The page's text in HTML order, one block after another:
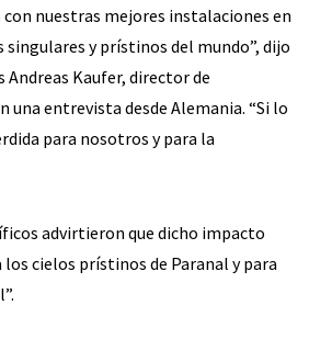
nuestras mejores instalaciones en
singulares y prístinos del mundo”, dijo
Andreas Kaufer, director de
una entrevista desde Alemania. “Si lo
para nosotros y para la
advirtieron que dicho impacto
los cielos prístinos de Paranal y para